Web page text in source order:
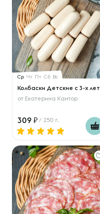
Ср Чт Пт Сб Вс
Колбаски Детские с 3-х лет
от Екатерина Кантор
309 / 250 г.